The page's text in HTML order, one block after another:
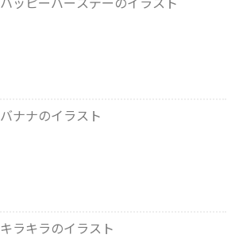
バナナのイラスト
キラキラのイラスト